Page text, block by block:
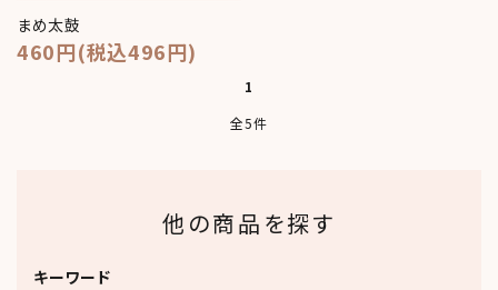
まめ太鼓
460円(税込496円)
1
全5件
他の商品を探す
キーワード